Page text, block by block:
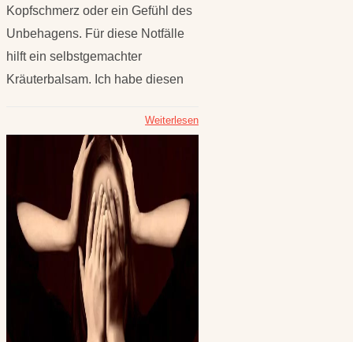
Kopfschmerz oder ein Gefühl des
Unbehagens. Für diese Notfälle
hilft ein selbstgemachter
Kräuterbalsam. Ich habe diesen
Weiterlesen